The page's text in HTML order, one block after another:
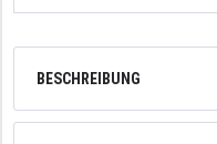
BESCHREIBUNG